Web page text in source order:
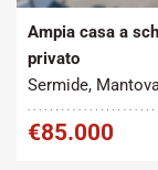
Ampia casa a
privato
Sermide,
€85.000